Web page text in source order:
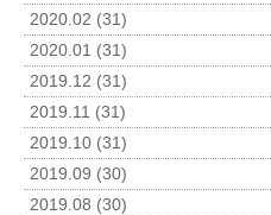
2020.02 (31)
2020.01 (31)
2019.12 (31)
2019.11 (31)
2019.10 (31)
2019.09 (30)
2019.08 (30)